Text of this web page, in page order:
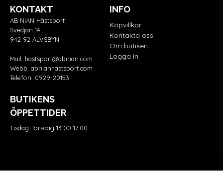
KONTAKT
AB NIAN Hästsport
Svedjan 14
942 92 ÄLVSBYN
Mail: hastsport@abnian.com
Webb: abnianhastsport.com
Telefon: 0929-20153
BUTIKENS
ÖPPETTIDER
Tisdag-Torsdag 13.00-17.00
INFO
Köpvillkor
Kontakta oss
Om butiken
Logga in